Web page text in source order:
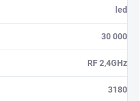
led
30 000
RF 2,4GHz
3180